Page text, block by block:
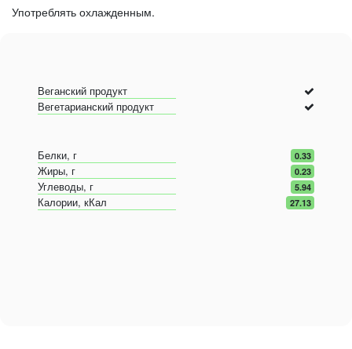
Употреблять охлажденным.
Веганский продукт
Вегетарианский продукт
Белки, г 0.33
Жиры, г 0.23
Углеводы, г 5.94
Калории, кКал 27.13